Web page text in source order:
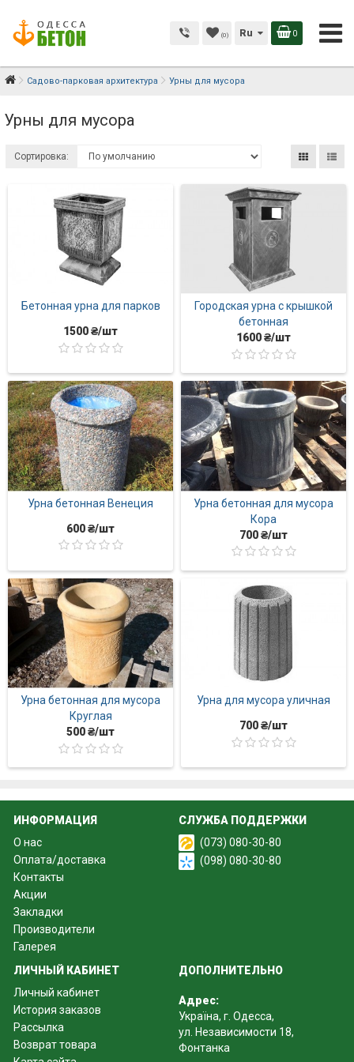
(0) Ru 0
Садово-парковая архитектура Урны для мусора
Урны для мусора
Сортировка:
Бетонная урна для парков
1500 ₴/шт
Городская урна с крышкой
бетонная
1600 ₴/шт
Урна бетонная Венеция
600 ₴/шт
Урна бетонная для мусора
Кора
700 ₴/шт
Урна бетонная для мусора
Круглая
500 ₴/шт
Урна для мусора уличная
700 ₴/шт
ИНФОРМАЦИЯ
О нас
Оплата/доставка
Контакты
Акции
Закладки
Производители
Галерея
СЛУЖБА ПОДДЕРЖКИ
(073) 080-30-80
(098) 080-30-80
ЛИЧНЫЙ КАБИНЕТ
Личный кабинет
История заказов
Рассылка
Возврат товара
ДОПОЛНИТЕЛЬНО
Адрес:
Україна, г. Одесса,
ул. Независимости 18,
Фонтанка